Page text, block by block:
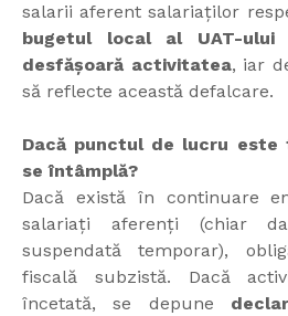
salarii aferent salariaților
bugetul local al UAT-
desfășoară activitatea, iar
să reflecte această defalcare.
Dacă punctul de lucru este
se întâmplă?
Dacă există în continuare
salariați aferenți (chiar
suspendată temporar),
fiscală subzistă. Dacă
încetată, se depune